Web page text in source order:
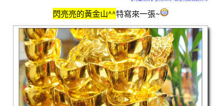
閃亮亮的黃金山^^特寫來一張~